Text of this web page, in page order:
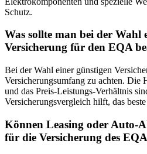
Schutz.
Was sollte man bei der Wahl
Versicherung für den EQA
Bei der Wahl einer günstigen
Versicherungsumfang zu achten. Die
und das Preis-Leistungs-Verhältnis
Versicherungsvergleich hilft, das
Können Leasing oder Auto-
für die Versicherung des